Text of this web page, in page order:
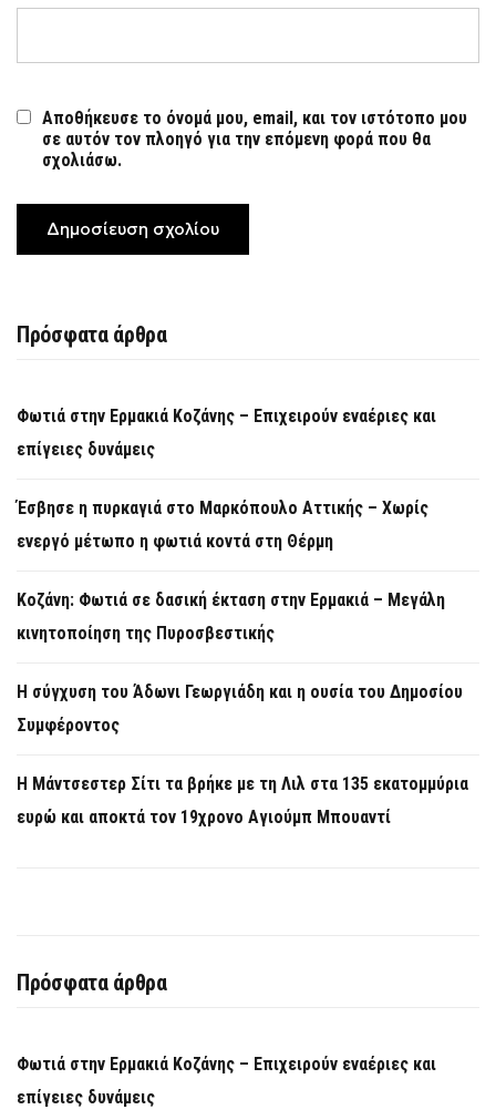
Αποθήκευσε το όνομά μου, email, και τον ιστότοπο μου
σε αυτόν τον πλοηγό για την επόμενη φορά που θα
σχολιάσω.
Πρόσφατα άρθρα
Φωτιά στην Ερμακιά Κοζάνης – Επιχειρούν εναέριες και
επίγειες δυνάμεις
Έσβησε η πυρκαγιά στο Μαρκόπουλο Αττικής – Χωρίς
ενεργό μέτωπο η φωτιά κοντά στη Θέρμη
Κοζάνη: Φωτιά σε δασική έκταση στην Ερμακιά – Μεγάλη
κινητοποίηση της Πυροσβεστικής
Η σύγχυση του Άδωνι Γεωργιάδη και η ουσία του Δημοσίου
Συμφέροντος
Η Μάντσεστερ Σίτι τα βρήκε με τη Λιλ στα 135 εκατομμύρια
ευρώ και αποκτά τον 19χρονο Αγιούμπ Μπουαντί
Πρόσφατα άρθρα
Φωτιά στην Ερμακιά Κοζάνης – Επιχειρούν εναέριες και
επίγειες δυνάμεις